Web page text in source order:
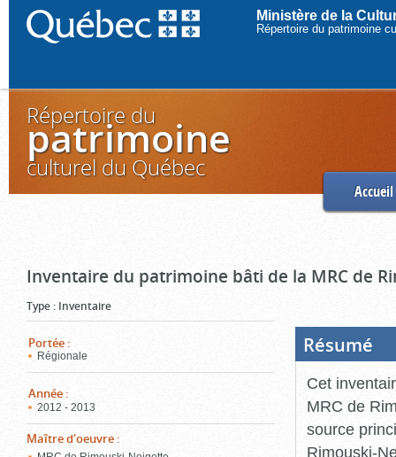
Ministère de la
Répertoire du patrimoine
Répertoire du
patrimoine
culturel du Québec
Accueil
Inventaire du patrimoine bâti de la MRC de
Type : Inventaire
Portée :
Régionale
Année :
2012 - 2013
Maître d'oeuvre :
Résumé
Cet
MRC de
source
Rimouski-